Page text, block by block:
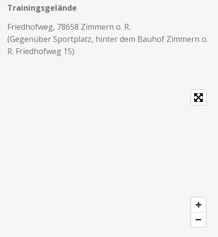
Trainingsgelände
Friedhofweg, 78658 Zimmern o. R.
(Gegenüber Sportplatz, hinter dem Bauhof Zimmern o.
R. Friedhofweg 15)